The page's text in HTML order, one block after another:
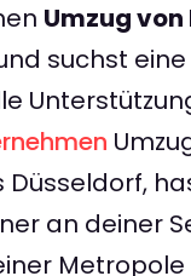
Umzug
suchst eine
Düsseldorf,
an deiner
Metropole